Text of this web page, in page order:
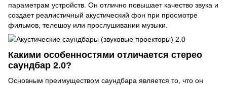
параметрам устройств. Он отлично повышает качество звука и
создает реалистичный акустический фон при просмотре
фильмов, телешоу или прослушивании музыки.
Какими особенностями отличается стерео
саундбар 2.0?
Основным преимуществом саундбара является то, что он